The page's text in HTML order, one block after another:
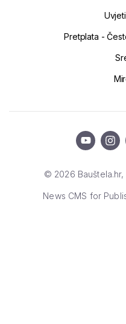
Pretplata -
© 2026
News CMS for